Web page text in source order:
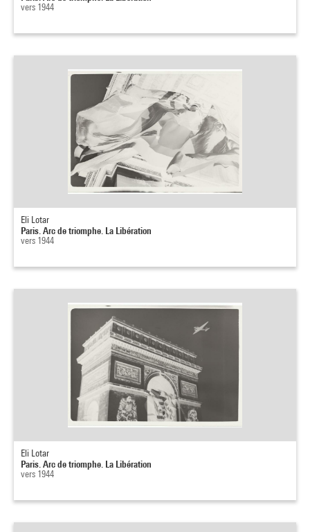
vers 1944
Eli Lotar
Paris. Arc de triomphe. La Libération
vers 1944
Eli Lotar
Paris. Arc de triomphe. La Libération
vers 1944